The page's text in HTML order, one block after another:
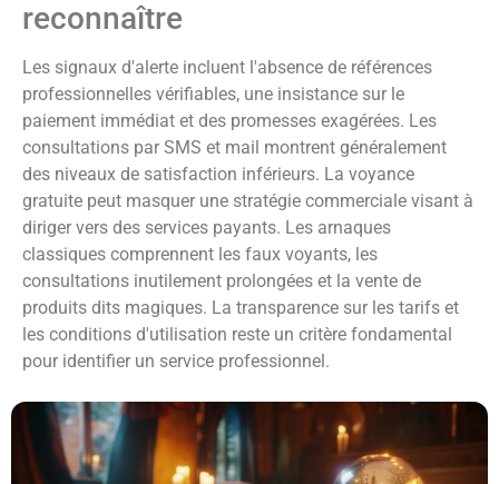
reconnaître
Les signaux d'alerte incluent l'absence de références
professionnelles vérifiables, une insistance sur le
paiement immédiat et des promesses exagérées. Les
consultations par SMS et mail montrent généralement
des niveaux de satisfaction inférieurs. La voyance
gratuite peut masquer une stratégie commerciale visant à
diriger vers des services payants. Les arnaques
classiques comprennent les faux voyants, les
consultations inutilement prolongées et la vente de
produits dits magiques. La transparence sur les tarifs et
les conditions d'utilisation reste un critère fondamental
pour identifier un service professionnel.